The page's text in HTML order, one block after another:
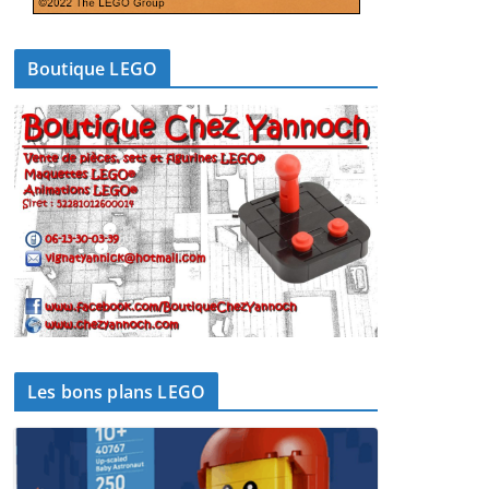
Boutique LEGO
Les bons plans LEGO